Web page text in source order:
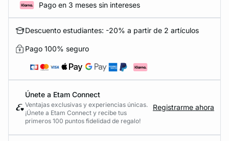
Pago en 3 meses sin intereses
Descuento estudiantes: -20% a partir de 2 artículos
Pago 100% seguro
Únete a Etam Connect
Ventajas exclusivas y experiencias únicas.
¡Únete a Etam Connect y recibe tus
primeros 100 puntos fidelidad de regalo!
Registrarme ahora